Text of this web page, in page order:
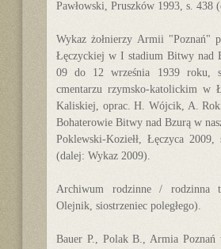
Pawłowski, Pruszków 1993, s. 438
Wykaz żołnierzy Armii "Poznań"
Łęczyckiej w I stadium Bitwy nad
09 do 12 września 1939 roku,
cmentarzu rzymsko-katolickim w
Kaliskiej, oprac. H. Wójcik, A.
Bohaterowie Bitwy nad Bzurą w
Poklewski-Koziełł, Łęczyca
(dalej: Wykaz 2009).
Archiwum rodzinne / rodzinna
Olejnik, siostrzeniec poległego).
Bauer P., Polak B., Armia Poznań